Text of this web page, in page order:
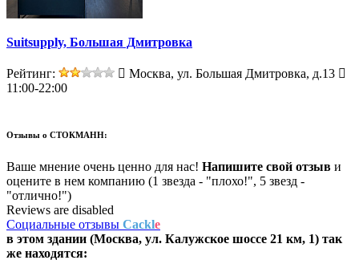
Suitsupply, Большая Дмитровка
Рейтинг:
Москва, ул. Большая Дмитровка, д.13
11:00-22:00
Отзывы о СТОКМАНН:
Ваше мнение очень ценно для нас! Напишите свой отзыв и
оцените в нем компанию (1 звезда - "плохо!", 5 звезд -
"отлично!")
Reviews are disabled
Социальные отзывы Cackle
в этом здании (Москва, ул. Калужское шоссе 21 км, 1) так
же находятся: